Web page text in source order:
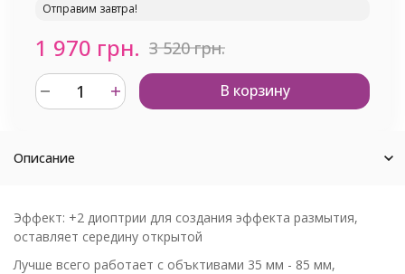
Отправим завтра!
1 970 грн. 3 520 грн.
В корзину
Описание
Эффект: +2 диоптрии для создания эффекта размытия,
оставляет середину открытой
Лучше всего работает с объктивами 35 мм - 85 мм,